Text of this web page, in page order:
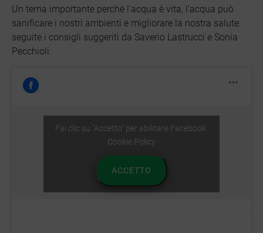
Un tema importante perchè l’acqua è vita, l’acqua può
sanificare i nostri ambienti e migliorare la nostra salute:
seguite i consigli suggeriti da Saverio Lastrucci e Sonia
Pecchioli.
Fai clic su "Accetto" per abilitare Facebook
Cookie Policy
ACCETTO